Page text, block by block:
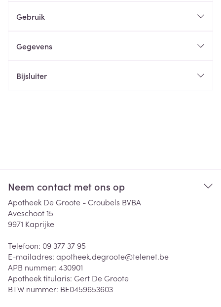
Gebruik
Gegevens
Bijsluiter
Neem contact met ons op
Apotheek De Groote - Croubels BVBA
Aveschoot 15
9971 Kaprijke
Telefoon: 09 377 37 95
E-mailadres: apotheek.degroote@telenet.be
APB nummer: 430901
Apotheek titularis: Gert De Groote
BTW nummer: BE0459653603